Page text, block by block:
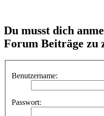
Du musst dich
Forum Beiträge zu
Benutzername:
Passwort: